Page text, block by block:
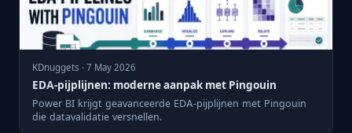
KDnuggets · 7 May 2026
EDA-pijplijnen: moderne aanpak met Pingouin
Power BI krijgt geavanceerde EDA-pijplijnen met Pingouin
die datavalidatie versnellen.